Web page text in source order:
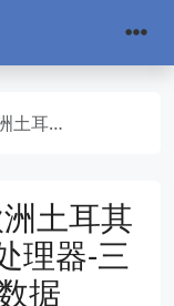
硬盘-附评测数据
土耳其
理器-三
据